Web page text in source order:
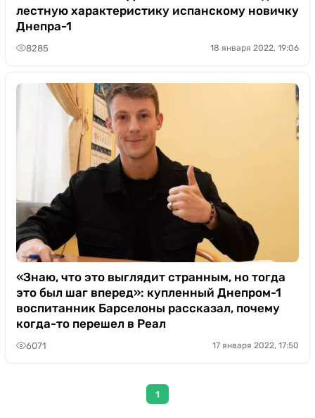
лестную характеристику испанскому новичку
Днепра-1
8285 18 января 2022, 19:06
«Знаю, что это выглядит странным, но тогда
это был шаг вперед»: купленный Днепром-1
воспитанник Барселоны рассказал, почему
когда-то перешел в Реал
6071 17 января 2022, 17:50
1